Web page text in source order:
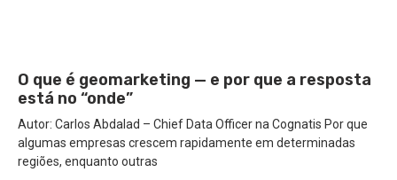
O que é geomarketing — e por que a resposta
está no “onde”
Autor: Carlos Abdalad – Chief Data Officer na Cognatis Por que
algumas empresas crescem rapidamente em determinadas
regiões, enquanto outras